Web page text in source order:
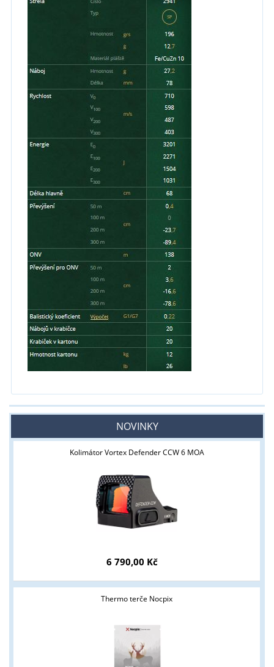
NOVINKY
Kolimátor Vortex Defender CCW 6 MOA
6 790,00 Kč
Thermo terče Nocpix